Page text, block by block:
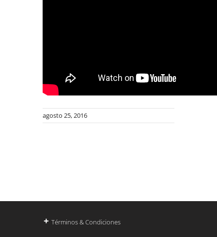
agosto 25, 2016
+ Términos & Condiciones